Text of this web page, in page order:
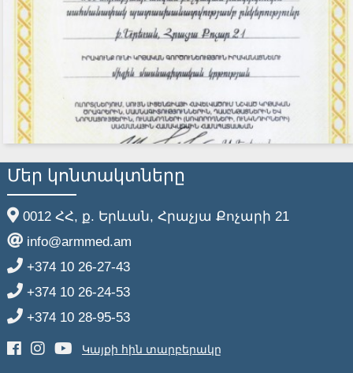
Մեր կոնտակտները
0012 ՀՀ, ք. Երևան, Հրաչյա Քոչարի 21
info@armmed.am
+374 10 26-27-43
+374 10 26-24-53
+374 10 28-95-53
Կայքի հին տարբերակը